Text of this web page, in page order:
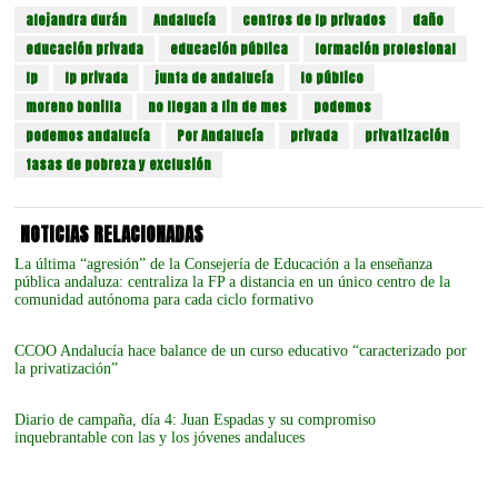
alejandra durán Andalucía centros de fp privados
daño
educación privada
educación pública
formación profesional
fp
fp privada junta de andalucía
lo público
moreno bonilla
no llegan a fin de mes
podemos
podemos andalucía
Por Andalucía privada
privatización
tasas de pobreza y exclusión
NOTICIAS RELACIONADAS
La última “agresión” de la Consejería de Educación a la enseñanza
pública andaluza: centraliza la FP a distancia en un único centro de la
comunidad autónoma para cada ciclo formativo
CCOO Andalucía hace balance de un curso educativo “caracterizado por
la privatización”
Diario de campaña, día 4: Juan Espadas y su compromiso
inquebrantable con las y los jóvenes andaluces